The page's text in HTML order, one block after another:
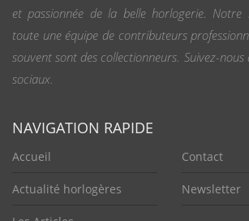
et passionnée de la belle horlogerie. Notre
toute une équipe de contributeurs
souvent sont des collectionneurs. Suivez-nous
sociaux.
NAVIGATION RAPIDE
Accueil
Actualité horlogères
Contact
Newsletter